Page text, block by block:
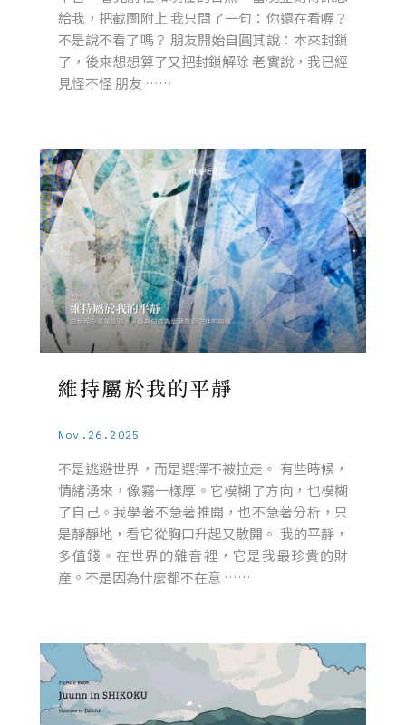
給我，把截圖附上 我只問了一句：你還在看喔？
不是說不看了嗎？ 朋友開始自圓其說：本來封鎖
了，後來想想算了又把封鎖解除 老實說，我已經
見怪不怪 朋友 ……
維持屬於我的平靜
Nov.26.2025
不是逃避世界，而是選擇不被拉走。 有些時候，
情緒湧來，像霧一樣厚。它模糊了方向，也模糊
了自己。我學著不急著推開，也不急著分析，只
是靜靜地，看它從胸口升起又散開。 我的平靜，
多值錢。在世界的雜音裡，它是我最珍貴的財
產。不是因為什麼都不在意 ……